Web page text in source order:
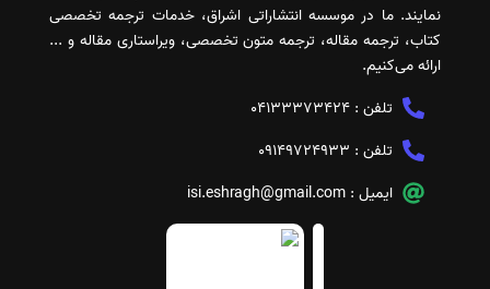
نمایند. ما در موسسه انتشاراتی اشراق، خدمات ترجمه تخصصی
کتاب، ترجمه مقاله، ترجمه متون تخصصی، ویراستاری مقاله و ...
ارائه می‌کنیم.
تلفن : 04133373424
تلفن : 09149724933
ایمیل : isi.eshragh@gmail.com